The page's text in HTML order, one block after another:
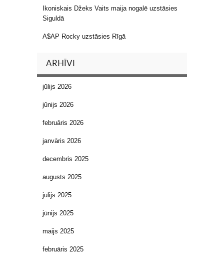
Ikoniskais Džeks Vaits maija nogalē uzstāsies
Siguldā
A$AP Rocky uzstāsies Rīgā
ARHĪVI
jūlijs 2026
jūnijs 2026
februāris 2026
janvāris 2026
decembris 2025
augusts 2025
jūlijs 2025
jūnijs 2025
maijs 2025
februāris 2025